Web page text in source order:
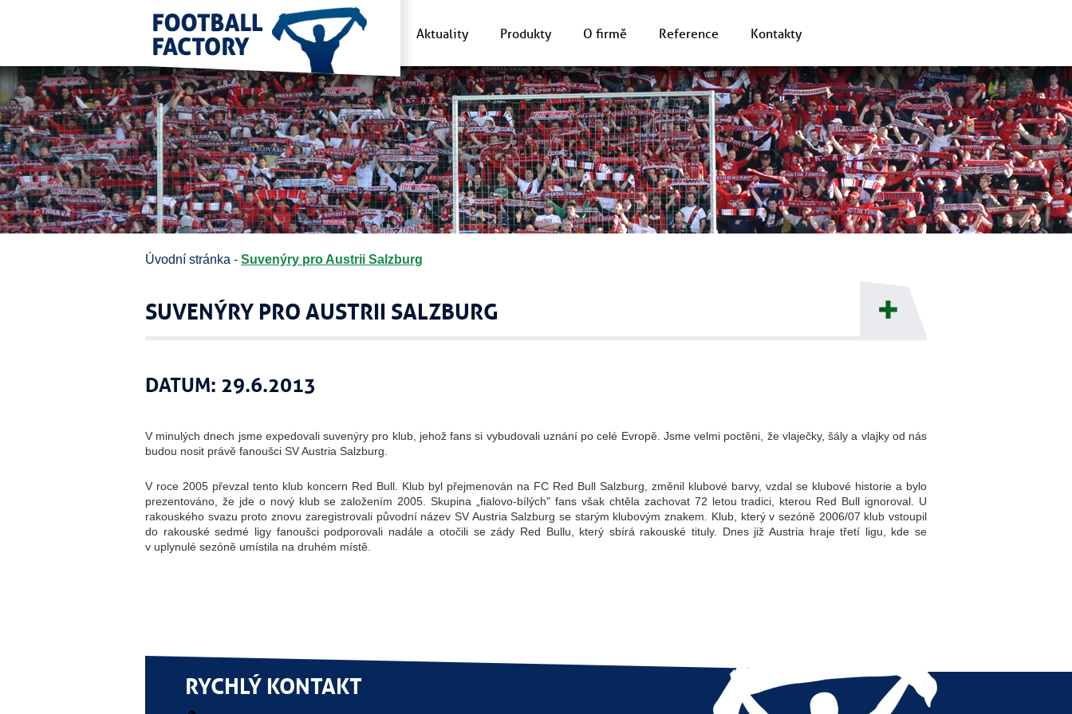
Aktuality Produkty O firmě Reference Kontakty
Úvodní stránka - Suvenýry pro Austrii Salzburg
SUVENÝRY PRO AUSTRII SALZBURG
DATUM: 29.6.2013
V minulých dnech jsme expedovali suvenýry pro klub, jehož fans si vybudovali uznání po celé Evropě. Jsme velmi poctěni, že vlaječky, šály a vlajky od nás
budou nosit právě fanoušci SV Austria Salzburg.
V roce 2005 převzal tento klub koncern Red Bull. Klub byl přejmenován na FC Red Bull Salzburg, změnil klubové barvy, vzdal se klubové historie a bylo
prezentováno, že jde o nový klub se založením 2005. Skupina „fialovo-bílých" fans však chtěla zachovat 72 letou tradici, kterou Red Bull ignoroval. U
rakouského svazu proto znovu zaregistrovali původní název SV Austria Salzburg se starým klubovým znakem. Klub, který v sezóně 2006/07 klub vstoupil
do rakouské sedmé ligy fanoušci podporovali nadále a otočili se zády Red Bullu, který sbírá rakouské tituly. Dnes již Austria hraje třetí ligu, kde se
v uplynulé sezóně umístila na druhém místě.
RYCHLÝ KONTAKT